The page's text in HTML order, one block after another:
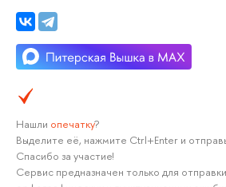
Нашли опечатку?
Выделите её, нажмите Ctrl+Enter и
Спасибо за участие!
Сервис предназначен только для